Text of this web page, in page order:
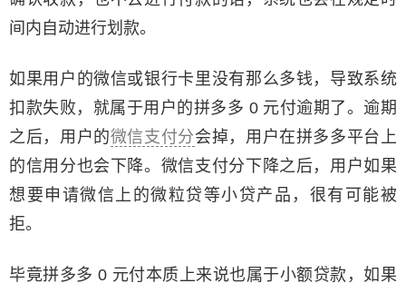
间内自动进行划款。
如果用户的微信或银行卡里没有那么多钱，导致系统
扣款失败，就属于用户的拼多多 0 元付逾期了。逾期
之后，用户的微信支付分会掉，用户在拼多多平台上
的信用分也会下降。微信支付分下降之后，用户如果
想要申请微信上的微粒贷等小贷产品，很有可能被
拒。
毕竟拼多多 0 元付本质上来说也属于小额贷款，如果